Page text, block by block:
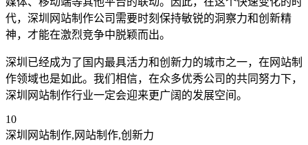
代，深圳网站制作公司需要时刻保持敏锐的洞察力和创新精
神，才能在激烈竞争中脱颖而出。
深圳已经成为了国内最具活力和创新力的城市之一，在网站制
作领域也是如此。我们相信，在众多优秀公司的共同努力下，
深圳网站制作行业一定会迎来更广阔的发展空间。
10
深圳网站制作,网站制作,创新力